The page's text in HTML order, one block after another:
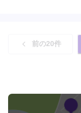
前の20件